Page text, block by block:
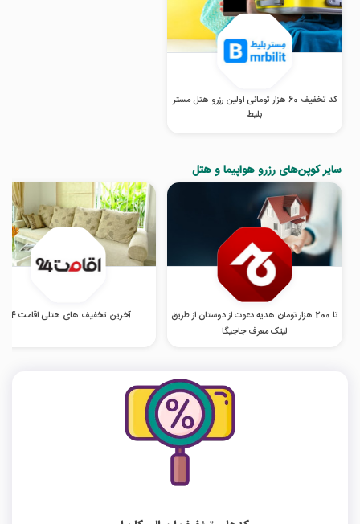
کد تخفیف 60 هزار تومانی اولین رزرو هتل مستر
بلیط
سایر کوپن‌های رزرو هواپیما و هتل
تا 200 هزار تومان هدیه دعوت از دوستان از طریق
لینک معرف جاجیگا
آخرین تخفیف های هتلی اقامت 24